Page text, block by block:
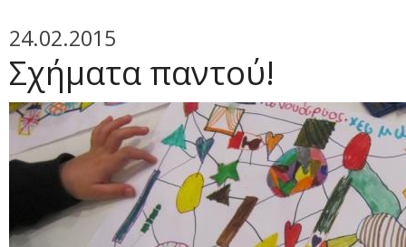
24.02.2015
Σχήματα παντού!